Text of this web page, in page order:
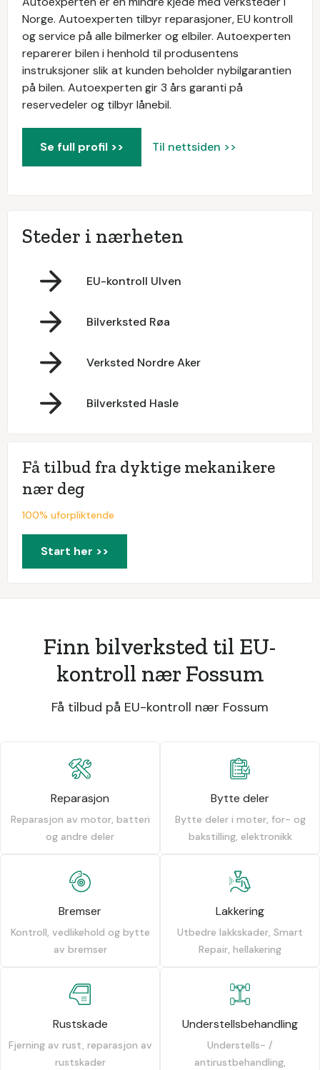
Norge. Autoexperten tilbyr reparasjoner, EU kontroll
og service på alle bilmerker og elbiler. Autoexperten
reparerer bilen i henhold til produsentens
instruksjoner slik at kunden beholder nybilgarantien
på bilen. Autoexperten gir 3 års garanti på
reservedeler og tilbyr lånebil.
Se full profil >> Til nettsiden >>
Steder i nærheten
EU-kontroll Ulven
Bilverksted Røa
Verksted Nordre Aker
Bilverksted Hasle
Få tilbud fra dyktige mekanikere
nær deg
100% uforpliktende
Start her >>
Finn bilverksted til EU-
kontroll nær Fossum
Få tilbud på EU-kontroll nær Fossum
Reparasjon
Reparasjon av motor, batteri
og andre deler
Bytte deler
Bytte deler i moter, for- og
bakstilling, elektronikk
Bremser
Kontroll, vedlikehold og bytte
av bremser
Lakkering
Utbedre lakkskader, Smart
Repair, hellakering
Rustskade
Fjerning av rust, reparasjon av
rustskader
Understellsbehandling
Understells- /
antirustbehandling,